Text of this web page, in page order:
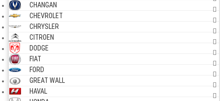
CHANGAN
CHEVROLET
CHRYSLER
CITROEN
DODGE
FIAT
FORD
GREAT WALL
HAVAL